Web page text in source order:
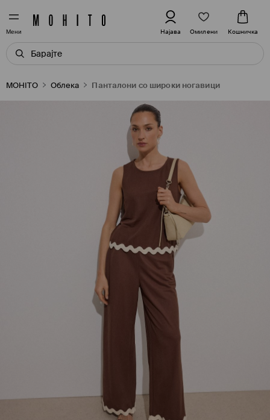
Мени Најава Омилени Кошничка
MOHITO Oблека Панталони со широки ногавици